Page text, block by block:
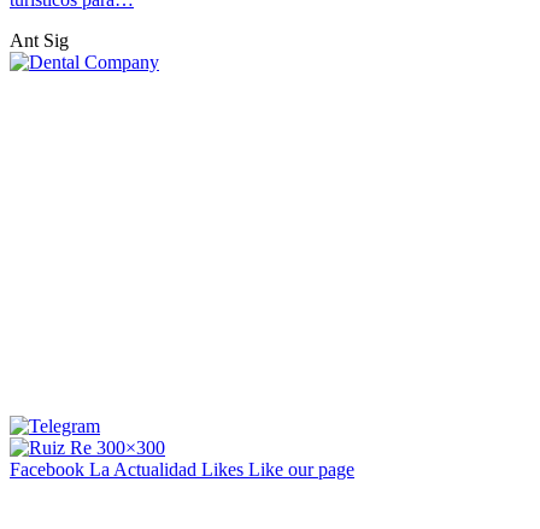
Ant Sig
Facebook La Actualidad Likes Like our page